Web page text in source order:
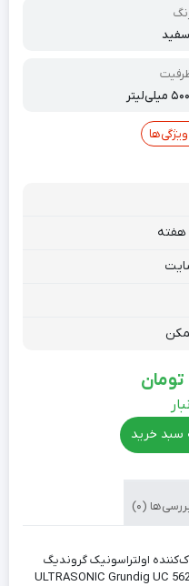
سفید
۵۰۰ میلی‌لیتر
تومان
سبد خرید
(0)
اولتراسونیک گروندیگ
ULTRASONIC Grundig UC